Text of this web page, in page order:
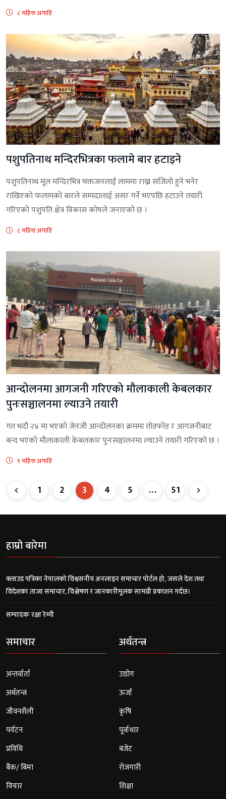
८ महिना अगाडि
पशुपतिनाथ मन्दिरभित्रका फलामे बार हटाइने
पशुपतिनाथ मूल मन्दिरभित्र भक्तजनलाई लाममा राख्न सजिलो हुने भनेर
राखिएको फलामको बारले सम्पदालाई असर गर्ने भएपछि हटाउने तयारी
गरिएको पशुपति क्षेत्र विकास कोषले जनाएको छ ।
८ महिना अगाडि
आन्दोलनमा आगजनी गरिएको मौलाकाली केबलकार
पुनःसञ्चालनमा ल्याउने तयारी
गत भदौ २४ मा भएको जेनजी आन्दोलनका क्रममा तोडफोड र आगजनीबाट
बन्द भएको मौलाकाली केबलकार पुनःसञ्चालनमा ल्याउने तयारी गरिएको छ ।
९ महिना अगाडि
1 2 3 4 5 … 51
हाम्रो बारेमा
क्लाउड पत्रिका नेपालको विश्वसनीय अनलाइन समाचार पोर्टल हो, जसले देश तथा
विदेशका ताजा समाचार, विश्लेषण र जानकारीमूलक सामग्री प्रकाशन गर्दछ।
सम्पादकः रक्षा रेग्मी
समाचार
अन्तर्वार्ता
अर्थतन्त्र
जीवनशैली
पर्यटन
प्रविधि
बैंक/ बिमा
विचार
अर्थतन्त्र
उद्योग
ऊर्जा
कृषि
पूर्वाधार
बजेट
रोजगारी
शिक्षा